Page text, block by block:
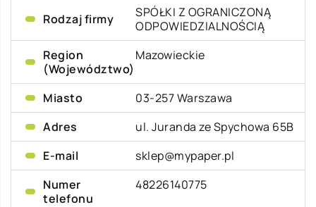
Rodzaj firmy
SPÓŁKI Z OGRANICZONĄ
ODPOWIEDZIALNOŚCIĄ
Region
(Województwo)
Mazowieckie
Miasto
03-257 Warszawa
Adres
ul. Juranda ze Spychowa 65B
E-mail
sklep@mypaper.pl
Numer
telefonu
48226140775